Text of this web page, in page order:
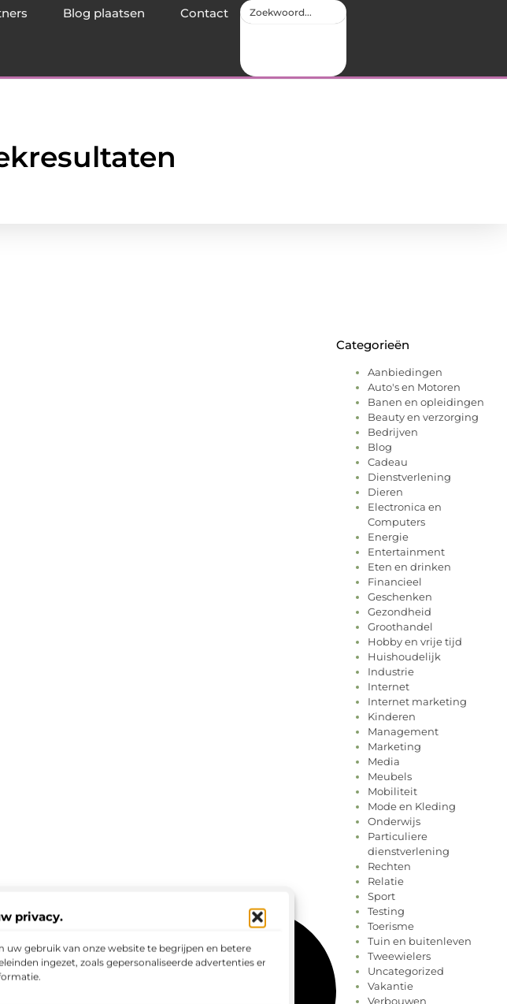
privacy.
gebruik van onze website te begrijpen en betere
ingezet, zoals gepersonaliseerde advertenties en het
Blog plaatsen Contact
Categorieën
Aanbiedingen
Auto's en Motoren
Banen en opleidingen
Beauty en verzorging
Bedrijven
Blog
Cadeau
Dienstverlening
Dieren
Electronica en
Computers
Energie
Entertainment
Eten en drinken
Financieel
Geschenken
Gezondheid
Groothandel
Hobby en vrije tijd
Huishoudelijk
Industrie
Internet
Internet marketing
Kinderen
Management
Marketing
Media
Meubels
Mobiliteit
Mode en Kleding
Onderwijs
Particuliere
dienstverlening
Rechten
Relatie
Sport
Testing
Toerisme
Tuin en buitenleven
Tweewielers
Uncategorized
Vakantie
Verbouwen